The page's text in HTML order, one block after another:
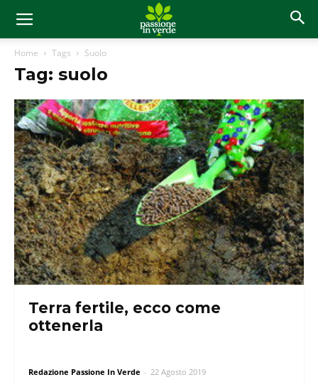
Home Tags Suolo
Tag: suolo
Terra fertile, ecco come
ottenerla
Redazione Passione In Verde - 22 Agosto 2019